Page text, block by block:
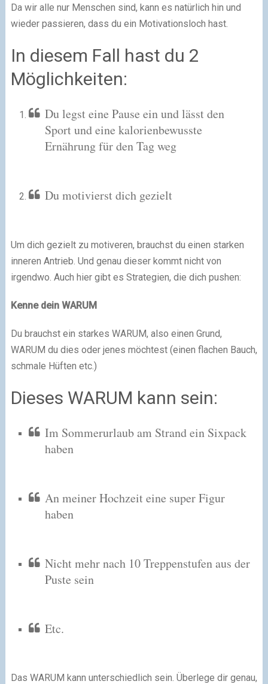
Da wir alle nur Menschen sind, kann es natürlich hin und
wieder passieren, dass du ein Motivationsloch hast.
In diesem Fall hast du 2
Möglichkeiten:
Du legst eine Pause ein und lässt den
Sport und eine kalorienbewusste
Ernährung für den Tag weg
Du motivierst dich gezielt
Um dich gezielt zu motiveren, brauchst du einen starken
inneren Antrieb. Und genau dieser kommt nicht von
irgendwo. Auch hier gibt es Strategien, die dich pushen:
Kenne dein WARUM
Du brauchst ein starkes WARUM, also einen Grund,
WARUM du dies oder jenes möchtest (einen flachen Bauch,
schmale Hüften etc.)
Dieses WARUM kann sein:
Im Sommerurlaub am Strand ein Sixpack
haben
An meiner Hochzeit eine super Figur
haben
Nicht mehr nach 10 Treppenstufen aus der
Puste sein
Etc.
Das WARUM kann unterschiedlich sein. Überlege dir genau,